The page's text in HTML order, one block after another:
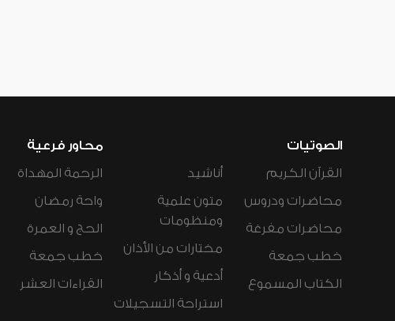
الصوتيات
القرآن الكريم
محاضرات ودروس
محاضرات مفرغة
خطب جمعة
الكتاب المسموع
أناشيد
متون علمية
ومنظومات
مختارات من الأذان
أدعية و أذكار
استراحة التسجيلات
محاور فرعية
الرحمة المهداة
واحة رمضان
الحج و العمرة
خطب جمعة
القراءات العشر